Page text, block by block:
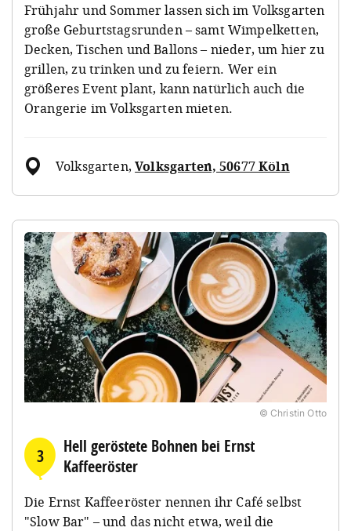
Frühjahr und Sommer lassen sich im Volksgarten
große Geburtstagsrunden – samt Wimpelketten,
Decken, Tischen und Ballons – nieder, um hier zu
grillen, zu trinken und zu feiern. Wer ein
größeres Event plant, kann natürlich auch die
Orangerie im Volksgarten mieten.
Volksgarten,Volksgarten, 50677 Köln
© Christin Otto
3
Hell geröstete Bohnen bei Ernst
Kaffeeröster
Die Ernst Kaffeeröster nennen ihr Café selbst
"Slow Bar" – und das nicht etwa, weil die